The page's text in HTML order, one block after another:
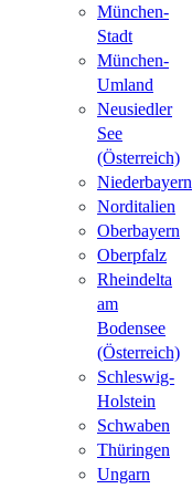
München-
Stadt
München-
Umland
Neusiedler
See
(Österreich)
Niederbayern
Norditalien
Oberbayern
Oberpfalz
Rheindelta
am
Bodensee
(Österreich)
Schleswig-
Holstein
Schwaben
Thüringen
Ungarn